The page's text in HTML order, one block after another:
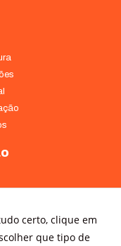
certo, clique em
que tipo de